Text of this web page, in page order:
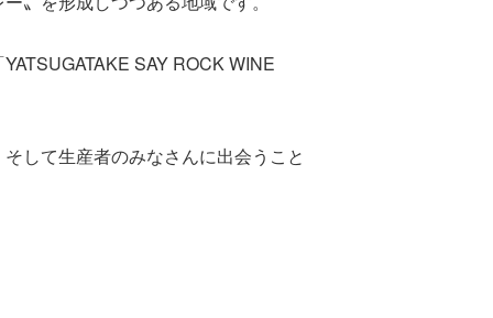
SAY ROCK WINE
して生産者のみなさんに出会うこと